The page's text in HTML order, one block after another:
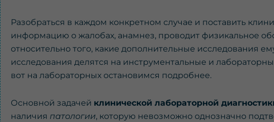
Разобраться в каждом конкретном случае и поставить
информацию о жалобах, анамнез, проводит физикальное
относительно того, какие дополнительные исследования
исследования делятся на инструментальные и
вот на лабораторных остановимся подробнее.
Основной задачей клинической лабораторной
наличия патологии, которую невозможно однозначно